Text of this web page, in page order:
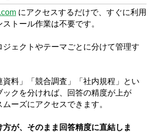
にアクセスするだけで、すぐに利用
トール作業は不要です。
ジェクトやテーマごとに分けて管理す
資料」「競合調査」「社内規程」とい
ックを分ければ、回答の精度が上が
ーズにアクセスできます。
方が、そのまま回答精度に直結しま